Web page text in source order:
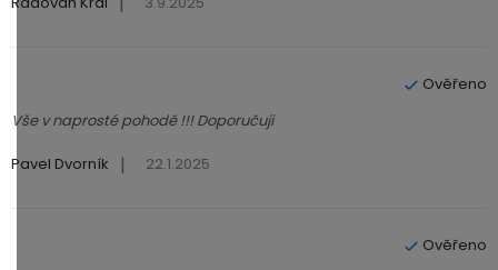
Pavel Dvorník | 22.1.2025
Vše v naprosté pohodě !!! Doporučuji